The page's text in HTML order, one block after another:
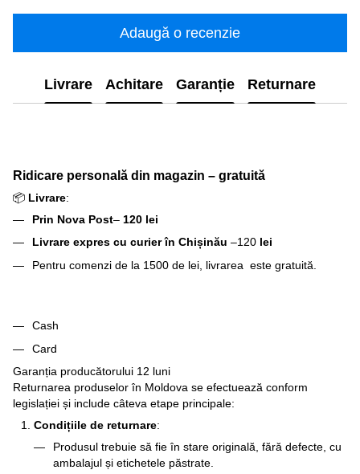
Adaugă o recenzie
Livrare Achitare Garanție Returnare
Ridicare personală din magazin – gratuită
📦 Livrare:
Prin Nova Post– 120 lei
Livrare expres cu curier în Chișinău –120 lei
Pentru comenzi de la 1500 de lei, livrarea este gratuită.
Cash
Card
Garanția producătorului 12 luni
Returnarea produselor în Moldova se efectuează conform
legislației și include câteva etape principale:
Condițiile de returnare:
Produsul trebuie să fie în stare originală, fără defecte, cu
ambalajul și etichetele păstrate.